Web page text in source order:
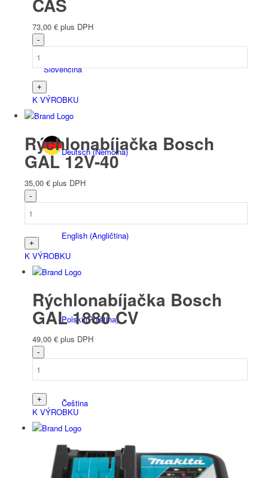
Slovenčina
Deutsch(Nemčina)
English(Angličtina)
Polski(Polština)
Čeština
CAS
73,00 € plus DPH
K VÝROBKU
Rýchlonabíjačka Bosch
GAL 12V-40
35,00 € plus DPH
K VÝROBKU
Rýchlonabíjačka Bosch
GAL 1880 CV
49,00 € plus DPH
K VÝROBKU